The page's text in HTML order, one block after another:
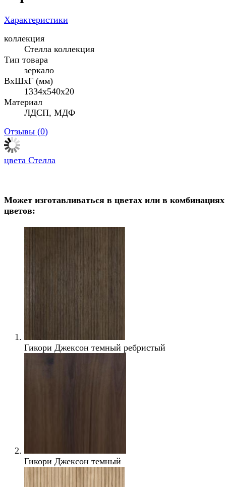
Характеристики
коллекция
Стелла коллекция
Тип товара
зеркало
ВхШхГ (мм)
1334x540x20
Материал
ЛДСП, МДФ
Отзывы (0)
цвета Стелла
Может изготавливаться в цветах или в комбинациях
цветов:
Гикори Джексон темный ребристый
Гикори Джексон темный